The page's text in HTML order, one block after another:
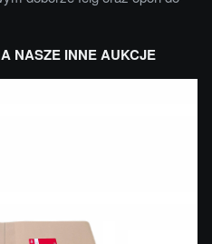
NASZE INNE AUKCJE